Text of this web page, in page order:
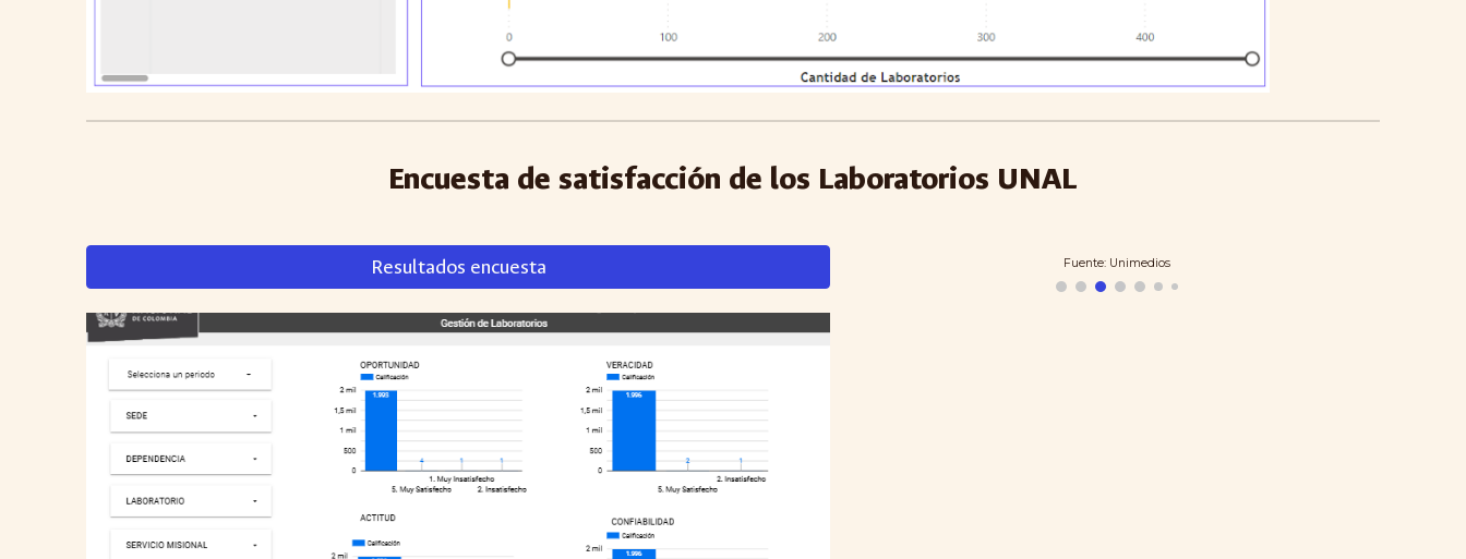
Encuesta de satisfacción de los Laboratorios UNAL
Resultados encuesta Fuente: Unimedios